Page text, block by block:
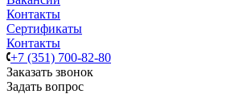
Контакты
Сертификаты
Контакты
+7 (351) 700-82-80
Заказать звонок
Задать вопрос